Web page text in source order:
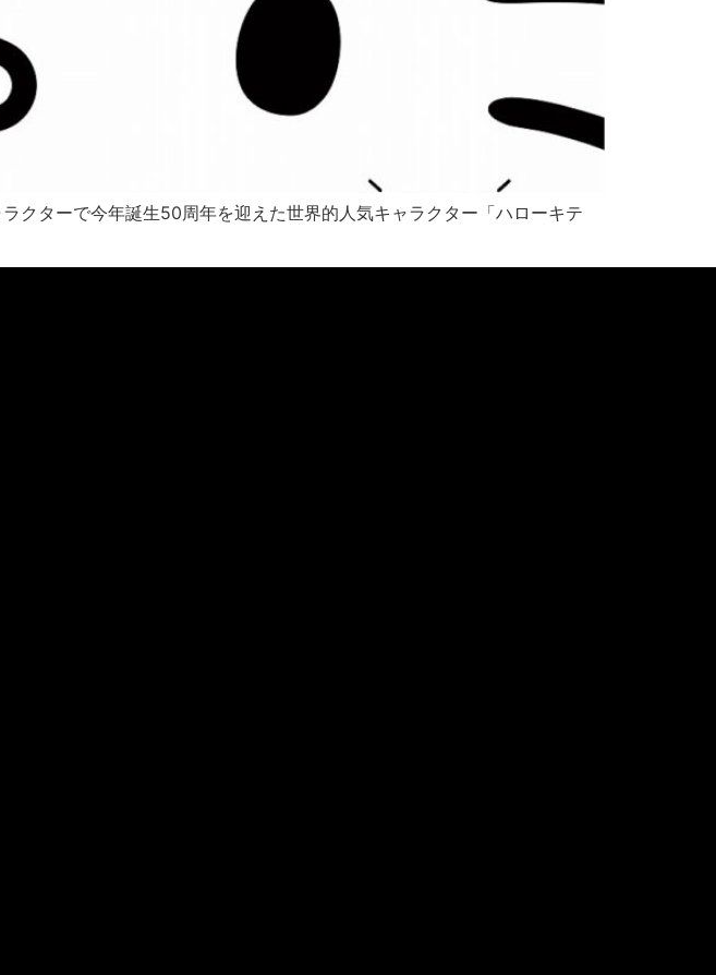
クターで今年誕生50周年を迎えた世界的人気キャラクター「ハローキテ